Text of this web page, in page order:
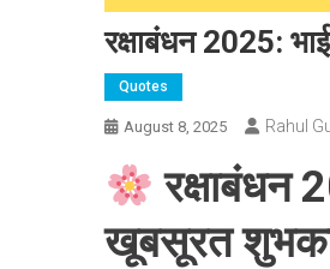
रक्षाबंधन 2025:
Quotes
August 8, 2025 Rahul
रक्षाबंधन
खूबसूरत